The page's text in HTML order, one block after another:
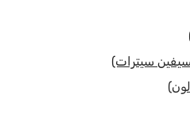
سيترات)